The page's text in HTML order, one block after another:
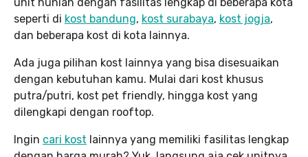
seperti di kost bandung, kost surabaya, kost jogja,
dan beberapa kost di kota lainnya.
Ada juga pilihan kost lainnya yang bisa disesuaikan
dengan kebutuhan kamu. Mulai dari kost khusus
putra/putri, kost pet friendly, hingga kost yang
dilengkapi dengan rooftop.
Ingin cari kost lainnya yang memiliki fasilitas lengkap